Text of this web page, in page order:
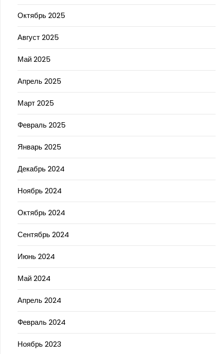
Октябрь 2025
Август 2025
Май 2025
Апрель 2025
Март 2025
Февраль 2025
Январь 2025
Декабрь 2024
Ноябрь 2024
Октябрь 2024
Сентябрь 2024
Июнь 2024
Май 2024
Апрель 2024
Февраль 2024
Ноябрь 2023